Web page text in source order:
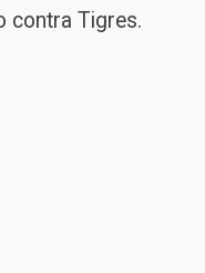
contra Tigres.